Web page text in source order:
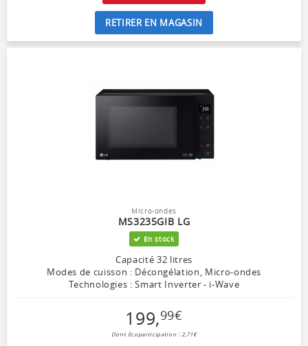
RETIRER EN MAGASIN
Micro-ondes
MS3235GIB LG
En stock
Capacité 32 litres
Modes de cuisson : Décongélation, Micro-ondes
Technologies : Smart Inverter - i-Wave
199,99€
Dont Ecoparticipation : 2,71€